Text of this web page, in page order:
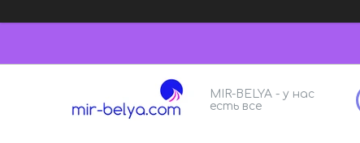
MIR-BELYA - у нас
есть все